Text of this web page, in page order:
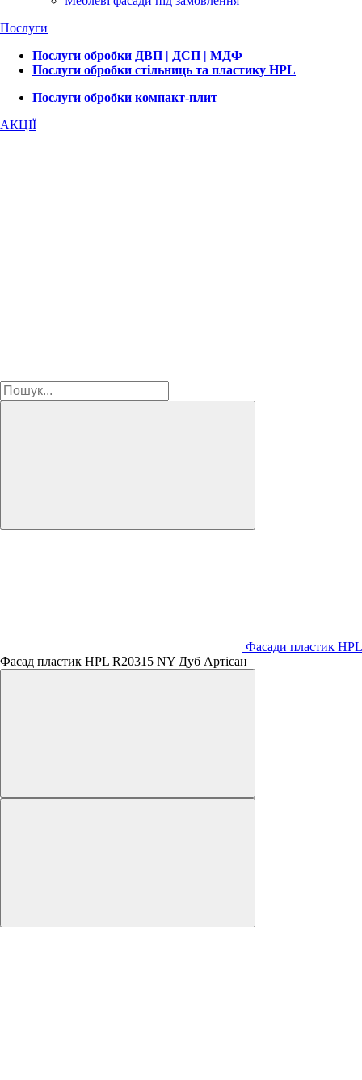
Послуги
Послуги обробки ДВП | ДСП | МДФ
Послуги обробки стільниць та пластику HPL
Послуги обробки компакт-плит
АКЦІЇ
Фасади пластик HPL
Фасад пластик HPL R20315 NY Дуб Артісан